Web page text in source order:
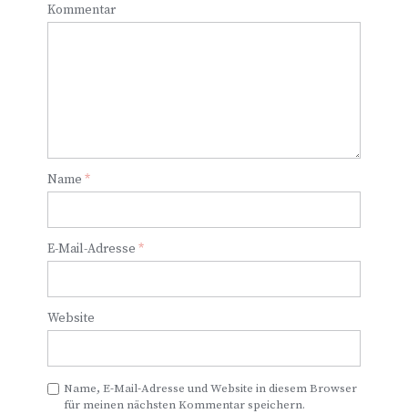
Kommentar
Name *
E-Mail-Adresse *
Website
Name, E-Mail-Adresse und Website in diesem Browser
für meinen nächsten Kommentar speichern.